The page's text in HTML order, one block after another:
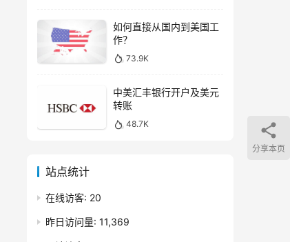
如何直接从国内到美国工
作？
73.9K
中美汇丰银行开户及美元
转账
48.7K
站点统计
在线访客: 20
昨日访问量: 11,369
分享本页